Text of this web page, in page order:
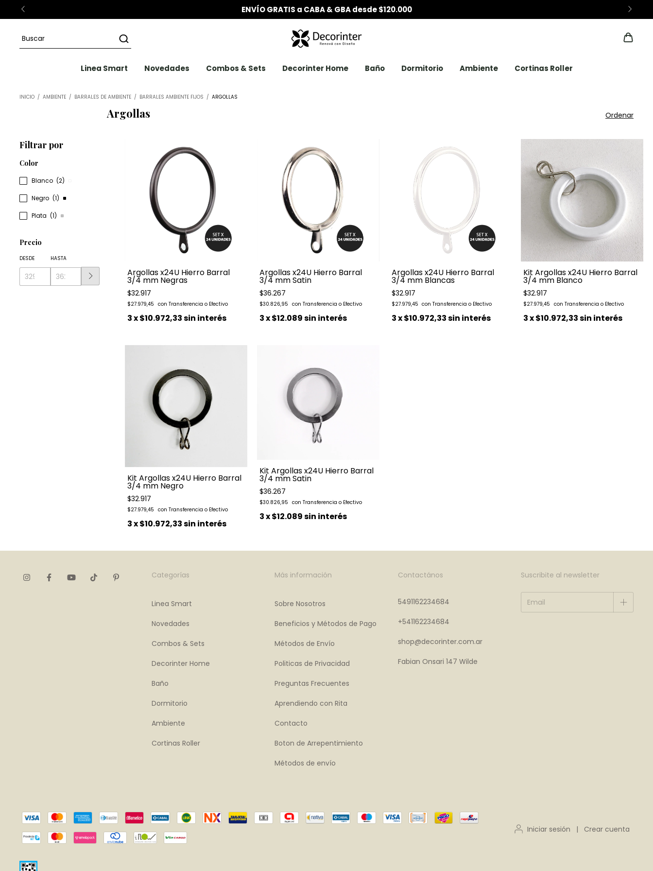
6 CUOTAS SIN INTERÉS desde $200.000
Linea Smart Novedades Combos & Sets Decorinter Home Baño Dormitorio Ambiente Cortinas Roller
INICIO / AMBIENTE / BARRALES DE AMBIENTE / BARRALES AMBIENTE FIJOS / ARGOLLAS
Argollas Ordenar
Filtrar por
Color
Blanco (2)
Negro (1)
Plata (1)
Precio
DESDE HASTA
Argollas x24U Hierro Barral
3/4 mm Negras
$32.917
$27.979,45
3x$10.972,33sin interés
Argollas x24U Hierro Barral
3/4 mm Satin
$36.267
$30.826,95
3x$12.089sin interés
Argollas x24U Hierro Barral
3/4 mm Blancas
$32.917
$27.979,45
3x$10.972,33sin interés
Kit Argollas x24U Hierro Barral
3/4 mm Blanco
$32.917
$27.979,45
3x$10.972,33sin interés
Kit Argollas x24U Hierro Barral
3/4 mm Negro
$32.917
$27.979,45
3x$10.972,33sin interés
Kit Argollas x24U Hierro Barral
3/4 mm Satin
$36.267
$30.826,95
3x$12.089sin interés
Categorías
Linea Smart
Novedades
Combos & Sets
Decorinter Home
Baño
Dormitorio
Ambiente
Cortinas Roller
Más información
Sobre Nosotros
Beneficios y Métodos de Pago
Métodos de Envío
Politicas de Privacidad
Preguntas Frecuentes
Aprendiendo con Rita
Contacto
Boton de Arrepentimiento
Métodos de envío
Contactános
5491162234684
+541162234684
shop@decorinter.com.ar
Fabian Onsari 147 Wilde
Suscribite al newsletter
Iniciar sesión | Crear cuenta